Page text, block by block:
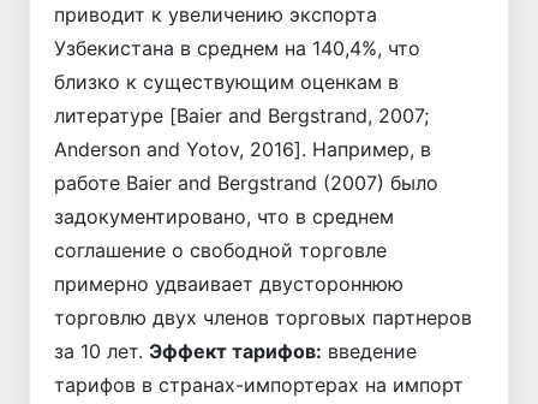
приводит к увеличению экспорта
Узбекистана в среднем на 140,4%, что
близко к существующим оценкам в
литературе [Baier and Bergstrand, 2007;
Anderson and Yotov, 2016]. Например, в
работе Baier and Bergstrand (2007) было
задокументировано, что в среднем
соглашение о свободной торговле
примерно удваивает двустороннюю
торговлю двух членов торговых партнеров
за 10 лет. Эффект тарифов: введение
тарифов в странах-импортерах на импорт